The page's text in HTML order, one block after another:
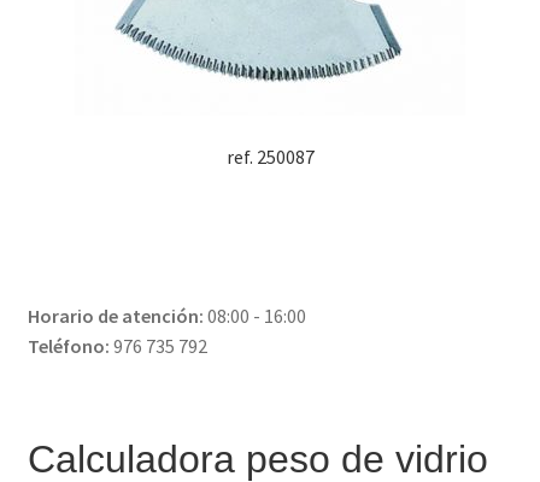
ref. 250087
Horario de atención: 08:00 - 16:00
Teléfono: 976 735 792
Calculadora peso de vidrio